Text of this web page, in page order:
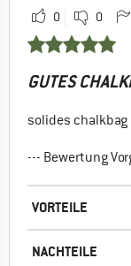
0 0
GUTES
solides
--- Bewertung
VORTEILE
NACHTEILE